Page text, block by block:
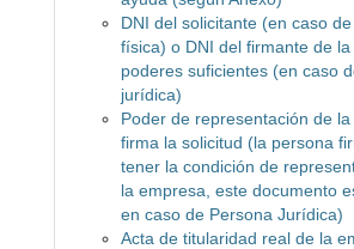
DNI del solicitante (en caso
física) o DNI del firmante de la
poderes suficientes (en caso
jurídica)
Poder de representación de
firma la solicitud (la persona
tener la condición de
la empresa, este documento
en caso de Persona Jurídica)
Acta de titularidad real de la